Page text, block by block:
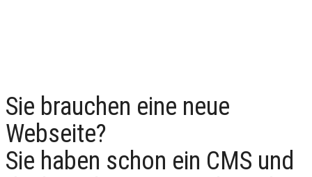
Sie brauchen eine neue
Webseite?
Sie haben schon ein CMS und